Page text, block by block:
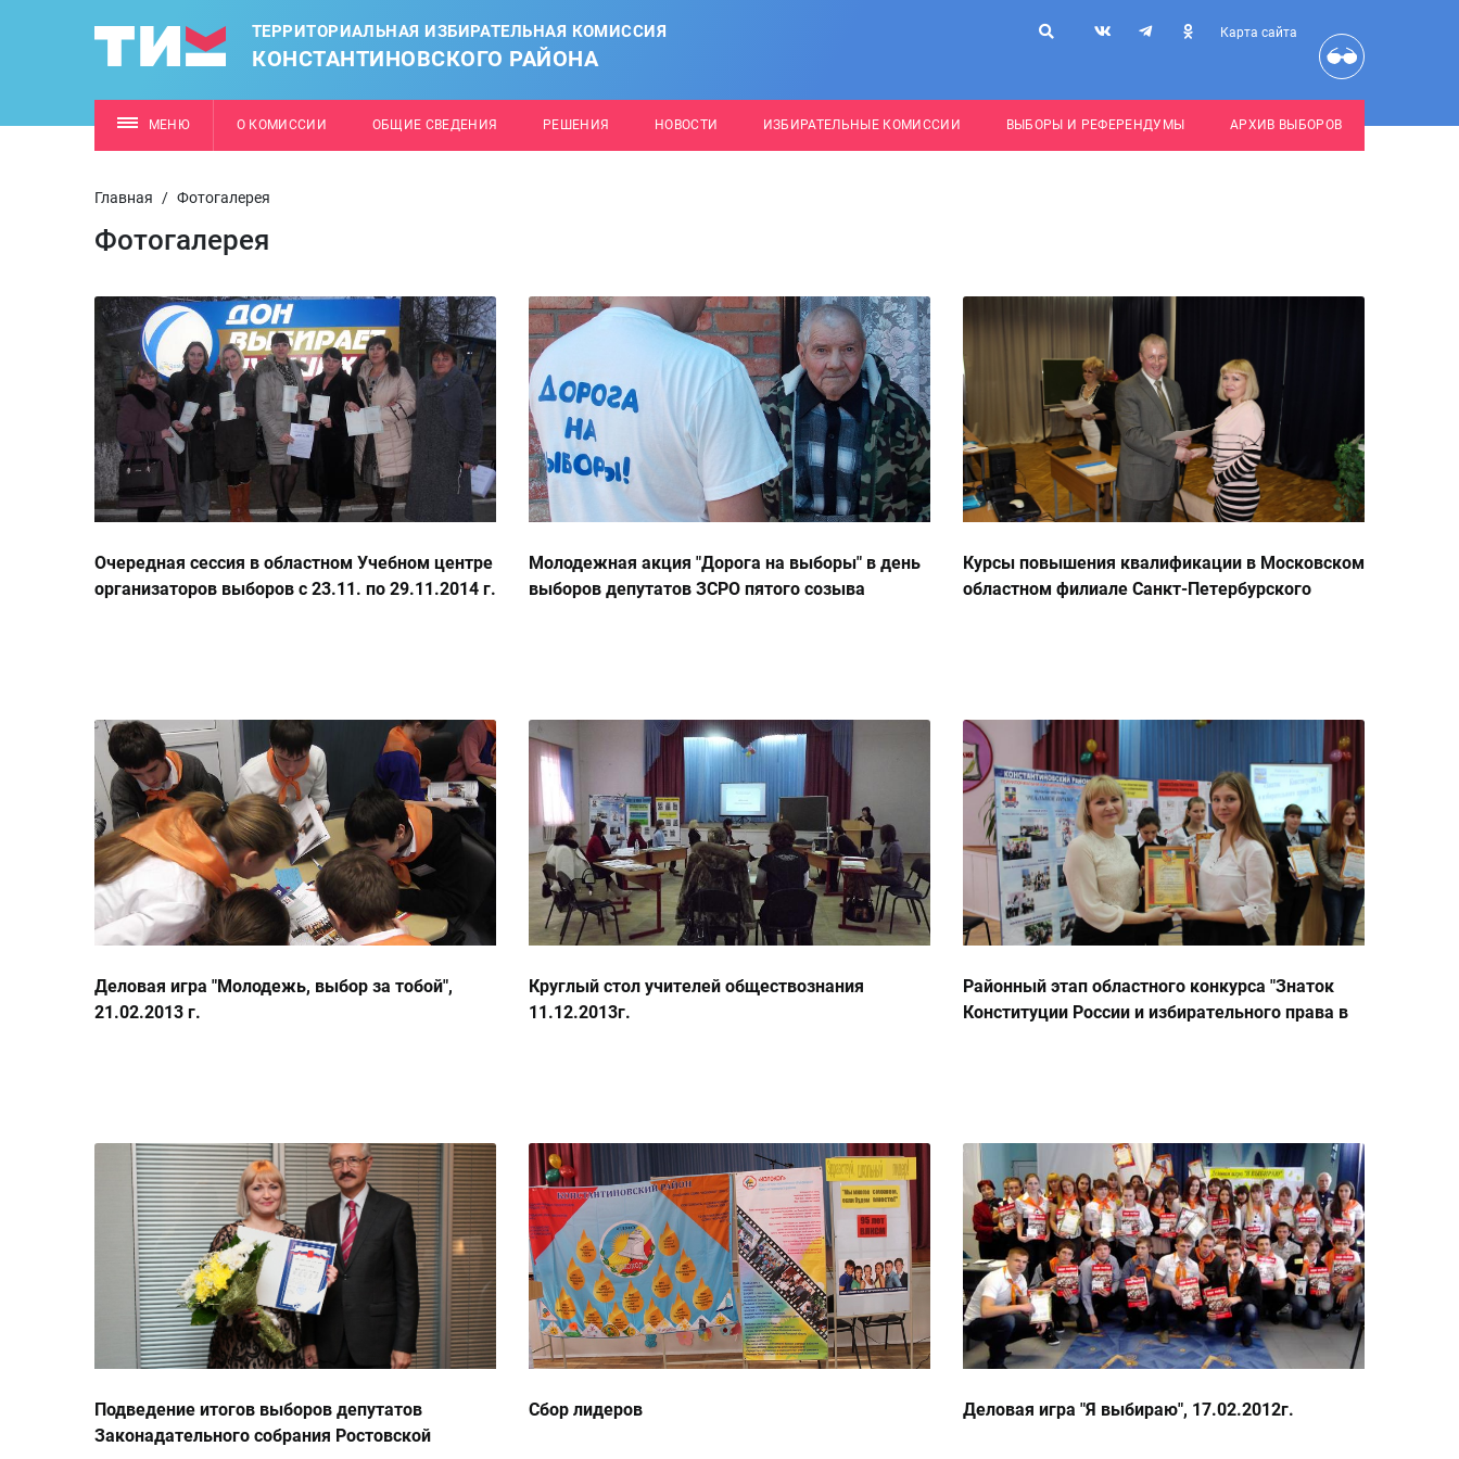
ТЕРРИТОРИАЛЬНАЯ ИЗБИРАТЕЛЬНАЯ КОМИССИЯ
КОНСТАНТИНОВСКОГО РАЙОНА
Карта сайта
МЕНЮ О КОМИССИИ ОБЩИЕ СВЕДЕНИЯ РЕШЕНИЯ НОВОСТИ ИЗБИРАТЕЛЬНЫЕ КОМИССИИ ВЫБОРЫ И РЕФЕРЕНДУМЫ АРХИВ ВЫБОРОВ
Главная / Фотогалерея
Фотогалерея
Очередная сессия в областном Учебном центре
организаторов выборов с 23.11. по 29.11.2014 г.
Молодежная акция "Дорога на выборы" в день
выборов депутатов ЗСРО пятого созыва
Курсы повышения квалификации в Московском
областном филиале Санкт-Петербурского
Деловая игра "Молодежь, выбор за тобой",
21.02.2013 г.
Круглый стол учителей обществознания
11.12.2013г.
Районный этап областного конкурса "Знаток
Конституции России и избирательного права в
Подведение итогов выборов депутатов
Законадательного собрания Ростовской
Сбор лидеров Деловая игра "Я выбираю", 17.02.2012г.